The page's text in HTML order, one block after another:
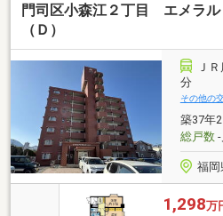
住環境です○JR門司駅まで
が徒歩６分圏内にあります
門司区小森江２丁目 エメラ
（Ｄ）
Ｊ
分
その他の
築37年
総戸数-
福岡
1,298万